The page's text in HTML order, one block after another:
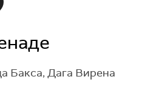
Бакса, Дага Вирена